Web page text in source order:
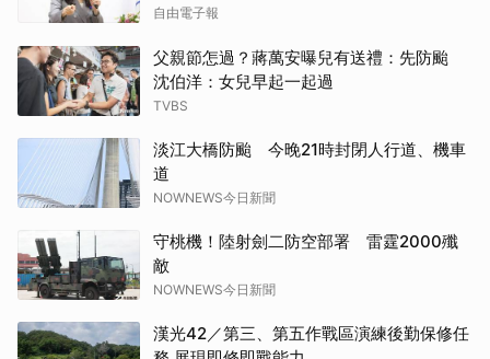
自由電子報
父親節怎過？蔣萬安曝兒有送禮：先防颱
沈伯洋：女兒早起一起過
TVBS
淡江大橋防颱 今晚21時封閉人行道、機車
道
NOWNEWS今日新聞
守桃機！陸射劍二防空部署 雷霆2000殲
敵
NOWNEWS今日新聞
漢光42／第三、第五作戰區演練後勤保修任